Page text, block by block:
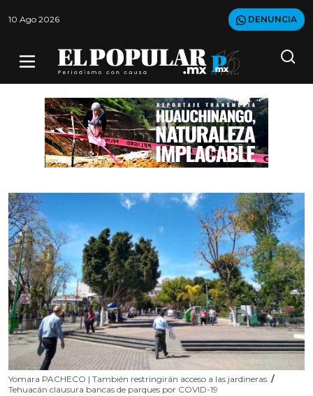
10 Ago 2026 DENUNCIA
Yomara PACHECO | También restringirán acceso a las jardineras. /
Tehuacán clausura bancas de parques por COVID-19